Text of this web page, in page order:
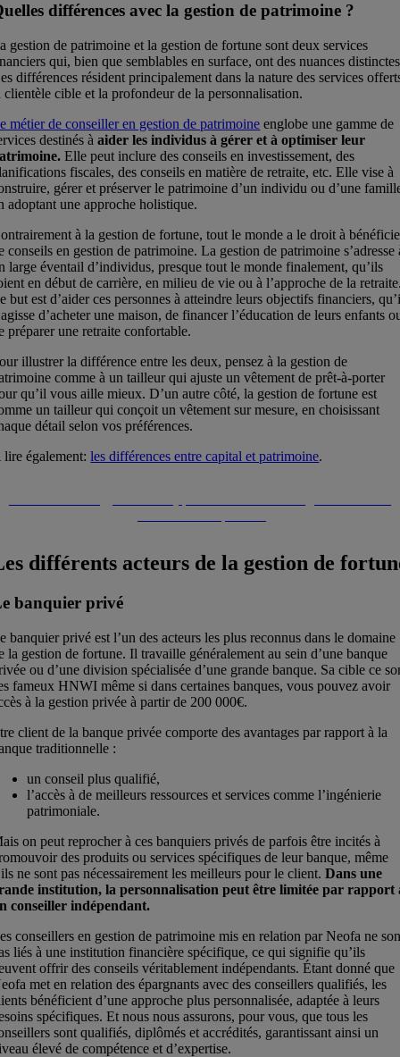
différences avec la gestion de patrimoine ?
gestion de patrimoine et la gestion de fortune sont deux services
qui, bien que semblables en surface, ont des nuances
différences résident principalement dans la nature des services
clientèle cible et la profondeur de la personnalisation.
métier de conseiller en gestion de patrimoine englobe une gamme de
destinés àaider les individus à gérer et à optimiser leur
Elle peut inclure des conseils en investissement, des
fiscales, des conseils en matière de retraite, etc. Elle vise à
gérer et préserver le patrimoine d’un individu ou d’une
adoptant une approche holistique.
à la gestion de fortune, tout le monde a le droit à
conseils en gestion de patrimoine. La gestion de patrimoine s’adresse
large éventail d’individus, presque tout le monde finalement, qu’ils
en début de carrière, en milieu de vie ou à l’approche de la
but est d’aider ces personnes à atteindre leurs objectifs financiers,
d’acheter une maison, de financer l’éducation de leurs enfants
préparer une retraite confortable.
illustrer la différence entre les deux, pensez à la gestion de
comme à un tailleur qui ajuste un vêtement de prêt-à-porter
qu’il vous aille mieux. D’un autre côté, la gestion de fortune est
un tailleur qui conçoit un vêtement sur mesure, en choisissant
détail selon vos préférences.
lire également:les différences entre capital et patrimoine.
différents acteurs de la gestion de
banquier privé
banquier privé est l’un des acteurs les plus reconnus dans le domaine
la gestion de fortune. Il travaille généralement au sein d’une banque
ou d’une division spécialisée d’une grande banque. Sa cible ce
fameux HNWI même si dans certaines banques, vous pouvez avoir
à la gestion privée à partir de 200 000€.
client de la banque privée comporte des avantages par rapport à la
traditionnelle :
un conseil plus qualifié,
l’accès à de meilleurs ressources et services comme l’ingénierie
patrimoniale.
on peut reprocher à ces banquiers privés de parfois être incités à
des produits ou services spécifiques de leur banque, même
ne sont pas nécessairement les meilleurs pour le client.Dans une
institution, la personnalisation peut être limitée par rapport
conseiller indépendant.
conseillers en gestion de patrimoine mis en relation par Neofa ne
liés à une institution financière spécifique, ce qui signifie qu’ils
offrir des conseils véritablement indépendants. Étant donné que
met en relation des épargnants avec des conseillers qualifiés, les
bénéficient d’une approche plus personnalisée, adaptée à leurs
spécifiques. Et nous nous assurons, pour vous, que tous les
sont qualifiés, diplômés et accrédités, garantissant ainsi un
élevé de compétence et d’expertise.